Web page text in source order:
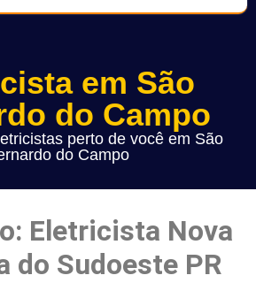
em São
do Campo
perto de você em São
do Campo
Eletricista Nova
do Sudoeste PR